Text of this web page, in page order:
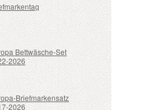
Bettwäsche-Set
2026
Briefmarkensatz
2026